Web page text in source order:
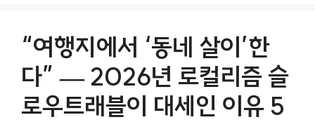
“여행지에서 ‘동네 살이’한
다” — 2026년 로컬리즘 슬
로우트래블이 대세인 이유 5